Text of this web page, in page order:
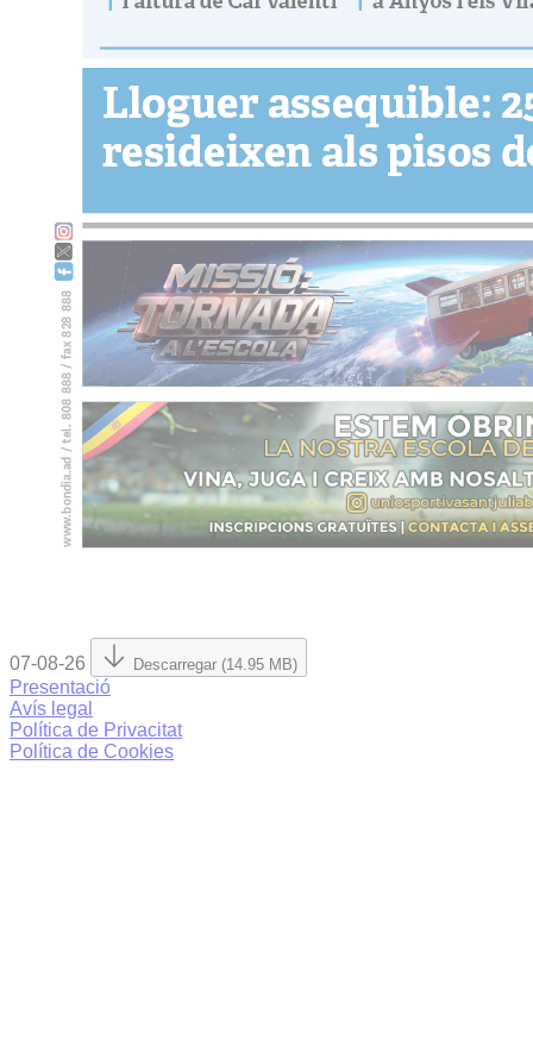
07-08-26 Descarregar (14.95 MB)
Presentació
Avís legal
Política de Privacitat
Política de Cookies